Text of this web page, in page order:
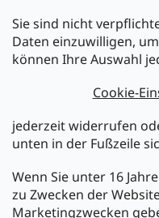
Sie sind nicht
Daten einzuwilligen,
können Ihre Auswahl
Cookie-
jederzeit widerrufen
unten in der Fußzeile
Wenn Sie unter 16
zu Zwecken der
Marketingzwecken
Newsletter
Legen Sie Ihre E-Mail ein
über neue Produkte in
E-Mail
Melden Sie sich jetzt für
kostenlos und jederzeit
Newsletter bestätigen
Datenschutzerklärung.